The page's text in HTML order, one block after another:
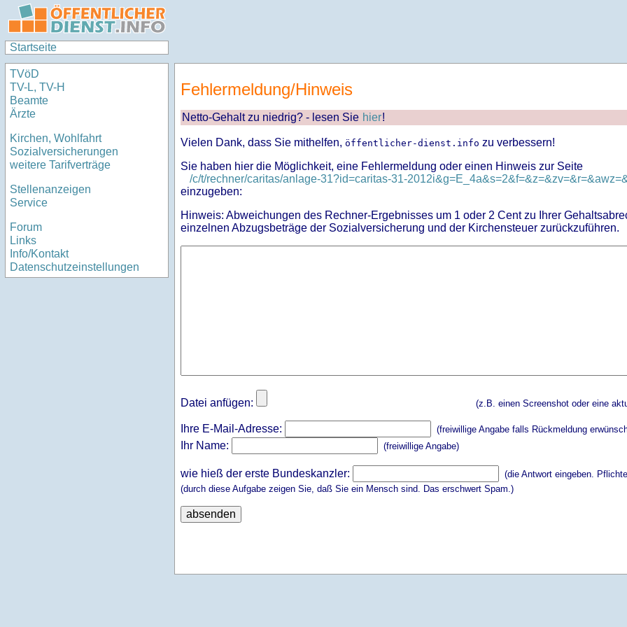
Startseite
TVöD
TV-L, TV-H
Beamte
Ärzte
Kirchen, Wohlfahrt
Sozialversicherungen
weitere Tarifverträge
Stellenanzeigen
Service
Forum
Links
Info/Kontakt
Datenschutzeinstellungen
Fehlermeldung/Hinweis
Netto-Gehalt zu niedrig? - lesen Sie hier!
Vielen Dank, dass Sie mithelfen, öffentlicher-dienst.info zu verbessern!
Sie haben hier die Möglichkeit, eine Fehlermeldung oder einen Hinweis zur Seite
/c/t/rechner/caritas/anlage-31?id=caritas-31-
einzugeben:
Hinweis: Abweichungen des Rechner-Ergebnisses um 1 oder 2 Cent zu Ihrer
einzelnen Abzugsbeträge der Sozialversicherung und der Kirchensteuer zurückzuführen.
Datei anfügen: (z.B. einen Screenshot oder eine
Ihre E-Mail-Adresse: (freiwillige Angabe falls Rückmeldung
Ihr Name: (freiwillige Angabe)
wie hieß der erste Bundeskanzler:
(die Antwort eingeben.
(durch diese Aufgabe zeigen Sie, daß Sie ein Mensch sind. Das erschwert Spam.)